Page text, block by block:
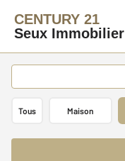
CENTURY 21
Seux Immobilier
Tous Maison